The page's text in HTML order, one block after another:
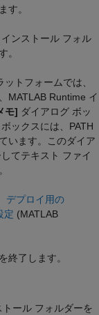
す。
ンストール フォル
。
ットフォームでは、
MATLAB Runtime イ
モ] ダイアログ ボッ
ックスには、PATH
います。このダイア
てテキスト ファイ
デプロイ用の
定 (MATLAB
終了します。
トール フォルダーを